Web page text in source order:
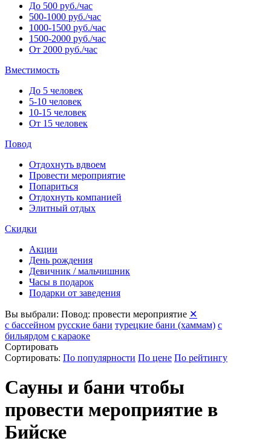
До 500 руб./час
500-1000 руб./час
1000-1500 руб./час
1500-2000 руб./час
От 2000 руб./час
Вместимость
До 5 человек
5-10 человек
10-15 человек
От 15 человек
Повод
Отдохнуть вдвоем
Провести мероприятие
Попариться
Отдохнуть компанией
Элитный отдых
Скидки
Акции
День рождения
Девичник / мальчишник
Часы в подарок
Подарки от заведения
Вы выбрали: Повод: провести мероприятие ✕
с бассейном русские бани турецкие бани (хаммам) с
бильярдом с караоке
Сортировать
Сортировать: По популярности По цене По рейтингу
Сауны и бани чтобы
провести мероприятие в
Бийске